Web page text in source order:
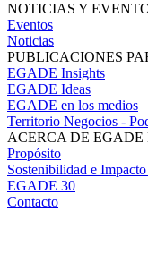
NOTICIAS Y
Eventos
Noticias
PUBLICACIONES
EGADE Insights
EGADE Ideas
EGADE en los medios
Territorio Negocios -
ACERCA DE EGADE
Propósito
Sostenibilidad e
EGADE 30
Contacto